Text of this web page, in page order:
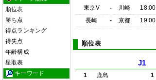
順位表
勝ち点
得点ランキング
得失点
年齢構成
星取表
キーワード
東京V
- 川崎 18:00
長崎
- 京都 19:00
順位表
J1
1 鹿島 1